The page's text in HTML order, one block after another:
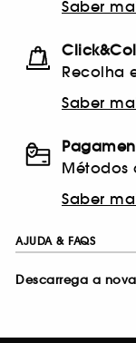
Saber
Recolha
Saber
Métodos
Saber
AJUDA & FAQS
Descarrega a